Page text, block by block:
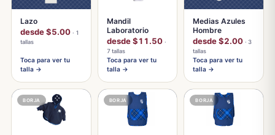
Lazo
desde $5.00 · 1
tallas
Toca para ver tu
talla →
Mandil
Laboratorio
desde $11.50 ·
7 tallas
Toca para ver tu
talla →
Medias Azules
Hombre
desde $2.00 · 3
tallas
Toca para ver tu
talla →
BORJA BORJA BORJA